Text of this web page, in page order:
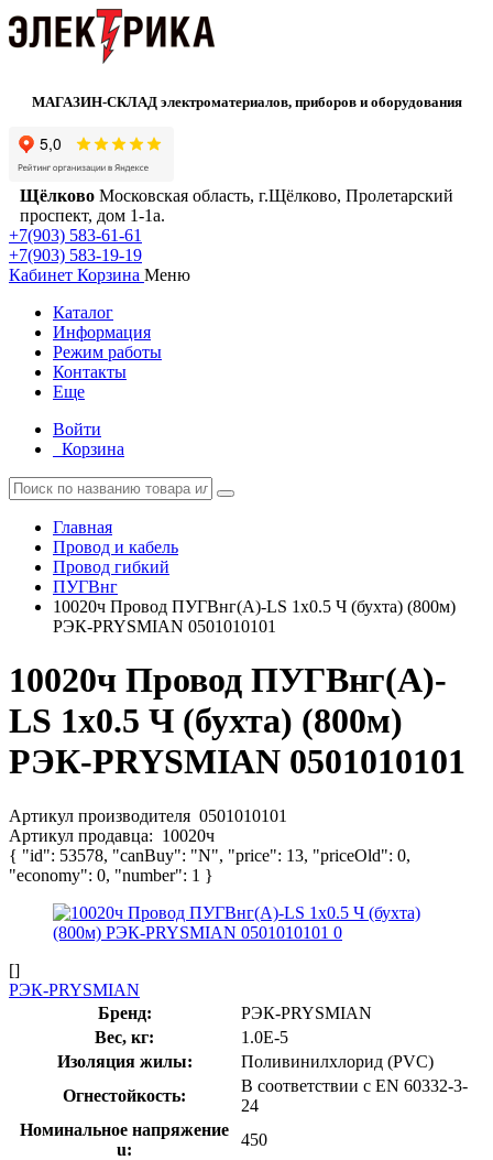
МАГАЗИН-СКЛАД электроматериалов, приборов и оборудования
Щёлково Московская область, г.Щёлково, Пролетарский
проспект, дом 1‑1а.
+7(903) 583-61-61
+7(903) 583-19-19
Кабинет Корзина Меню
Каталог
Информация
Режим работы
Контакты
Еще
Войти
Корзина
Главная
Провод и кабель
Провод гибкий
ПУГВнг
10020ч Провод ПУГВнг(А)-LS 1х0.5 Ч (бухта) (800м)
РЭК-PRYSMIAN 0501010101
10020ч Провод ПУГВнг(А)-
LS 1х0.5 Ч (бухта) (800м)
РЭК-PRYSMIAN 0501010101
Артикул производителя 0501010101
Артикул продавца: 10020ч
{ "id": 53578, "canBuy": "N", "price": 13, "priceOld": 0,
"economy": 0, "number": 1 }
[]
РЭК-PRYSMIAN
Бренд:
РЭК-PRYSMIAN
Вес, кг:
1.0E-5
Изоляция жилы:
Поливинилхлорид (PVC)
Огнестойкость:
В соответствии с EN 60332-3-
24
Номинальное напряжение
u:
450